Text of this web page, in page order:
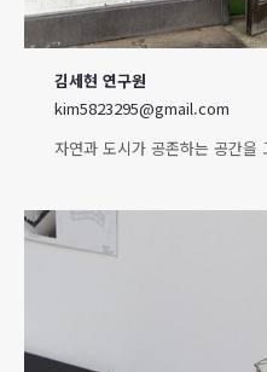
김세현 연구원
kim5823295@gmail.com
자연과 도시가 공존하는 공간을